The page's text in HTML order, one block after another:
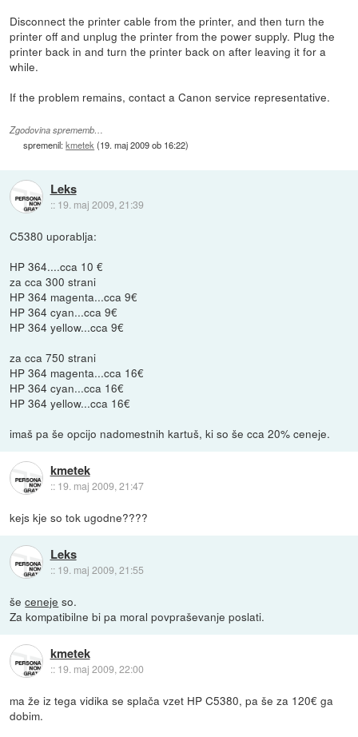
Disconnect the printer cable from the printer, and then turn the
printer off and unplug the printer from the power supply. Plug the
printer back in and turn the printer back on after leaving it for a
while.
If the problem remains, contact a Canon service representative.
Zgodovina sprememb…
spremenil:kmetek(19. maj 2009 ob 16:22)
Leks
:: 19. maj 2009, 21:39
C5380 uporablja:
HP 364....cca 10 €
za cca 300 strani
HP 364 magenta...cca 9€
HP 364 cyan...cca 9€
HP 364 yellow...cca 9€
za cca 750 strani
HP 364 magenta...cca 16€
HP 364 cyan...cca 16€
HP 364 yellow...cca 16€
imaš pa še opcijo nadomestnih kartuš, ki so še cca 20% ceneje.
kmetek
:: 19. maj 2009, 21:47
kejs kje so tok ugodne????
Leks
:: 19. maj 2009, 21:55
šeceneje so.
Za kompatibilne bi pa moral povpraševanje poslati.
kmetek
:: 19. maj 2009, 22:00
ma že iz tega vidika se splača vzet HP C5380, pa še za 120€ ga
dobim.